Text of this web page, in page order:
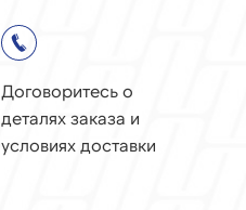
Договоритесь о
деталях заказа и
условиях доставки